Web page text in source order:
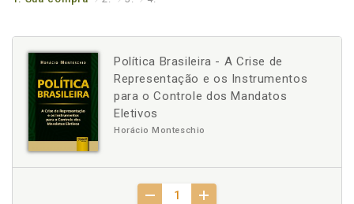
Política Brasileira - A Crise de
Representação e os Instrumentos
para o Controle dos Mandatos
Eletivos
Horácio Monteschio